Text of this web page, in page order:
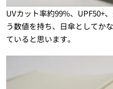
UVカット率約99%、UPF50+
う数値を持ち、日傘としてか
ていると思います。